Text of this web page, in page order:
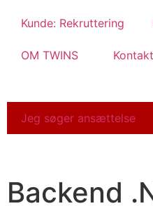
Kunde: Rekruttering
OM TWINS Kontakt
Jeg søger ansættelse
Backend